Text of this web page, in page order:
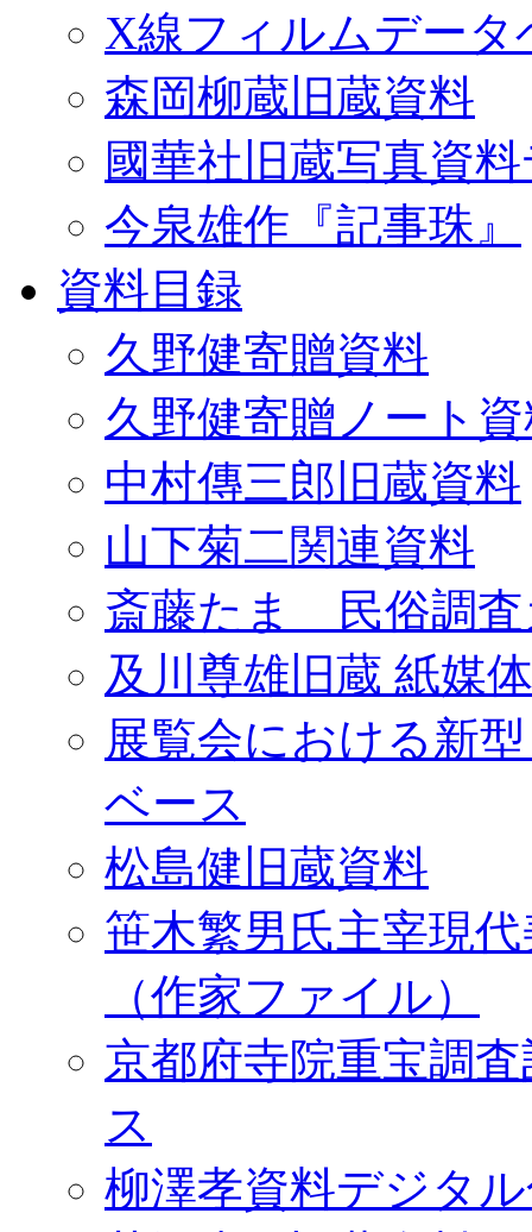
X線フィルムデータ
森岡柳蔵旧蔵資料
國華社旧蔵写真資
今泉雄作『記事珠』
資料目録
久野健寄贈資料
久野健寄贈ノート
中村傳三郎旧蔵資料
山下菊二関連資料
斎藤たま 民俗調査
及川尊雄旧蔵 紙媒
展覧会における新
ベース
松島健旧蔵資料
笹木繁男氏主宰現
（作家ファイル）
京都府寺院重宝調
ス
柳澤孝資料デジタ